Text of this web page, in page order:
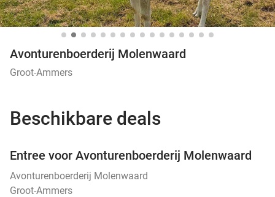
Avonturenboerderij Molenwaard
Groot-Ammers
Beschikbare deals
Entree voor Avonturenboerderij Molenwaard
Avonturenboerderij Molenwaard
Groot-Ammers